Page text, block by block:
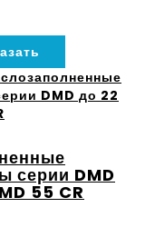
серии DMD
55 CR